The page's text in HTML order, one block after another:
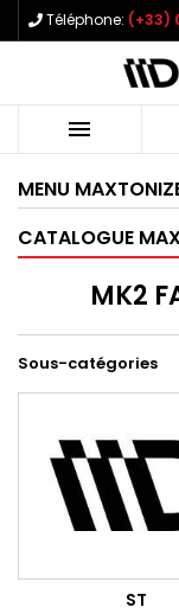
Téléphone: (+33)

MENU
CATALOGUE
MK2
Sous-catégories
ST